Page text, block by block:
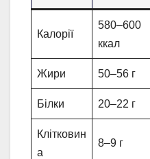
Калорії
580–600
ккал
Жири 50–56 г
Білки 20–22 г
Клітковин
а
8–9 г